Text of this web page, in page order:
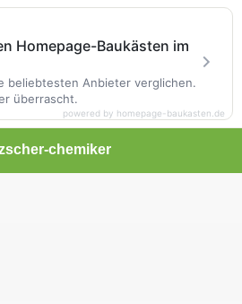
chemiker
Homepage-Baukästen im
beliebtesten Anbieter verglichen.
überrascht.
powered by homepage-baukasten.de